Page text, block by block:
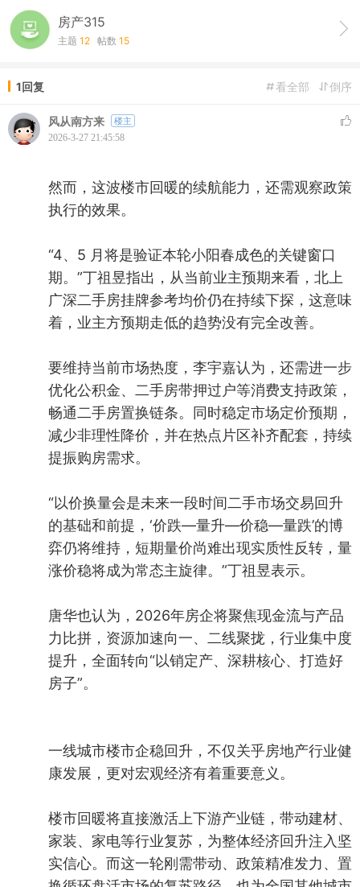
房产315
主题 12 帖数 15
1回复 倒序
看全部
风从南方来 楼主
2026-3-27 21:45:58
然而，这波楼市回暖的续航能力，还需观察政策
执行的效果。
“4、5 月将是验证本轮小阳春成色的关键窗口
期。”丁祖昱指出，从当前业主预期来看，北上
广深二手房挂牌参考均价仍在持续下探，这意味
着，业主方预期走低的趋势没有完全改善。
要维持当前市场热度，李宇嘉认为，还需进一步
优化公积金、二手房带押过户等消费支持政策，
畅通二手房置换链条。同时稳定市场定价预期，
减少非理性降价，并在热点片区补齐配套，持续
提振购房需求。
“以价换量会是未来一段时间二手市场交易回升
的基础和前提，‘价跌—量升—价稳—量跌’的博
弈仍将维持，短期量价尚难出现实质性反转，量
涨价稳将成为常态主旋律。”丁祖昱表示。
唐华也认为，2026年房企将聚焦现金流与产品
力比拼，资源加速向一、二线聚拢，行业集中度
提升，全面转向“以销定产、深耕核心、打造好
房子”。
一线城市楼市企稳回升，不仅关乎房地产行业健
康发展，更对宏观经济有着重要意义。
楼市回暖将直接激活上下游产业链，带动建材、
家装、家电等行业复苏，为整体经济回升注入坚
实信心。而这一轮刚需带动、政策精准发力、置